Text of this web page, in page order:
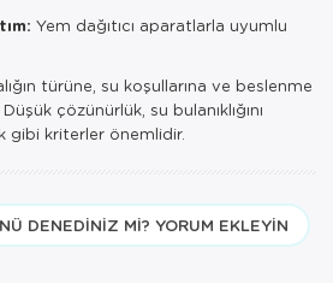
Yem dağıtıcı aparatlarla uyumlu
türüne, su koşullarına ve beslenme
çözünürlük, su bulanıklığını
gibi kriterler önemlidir.
DENEDINIZ MI? YORUM EKLEYIN